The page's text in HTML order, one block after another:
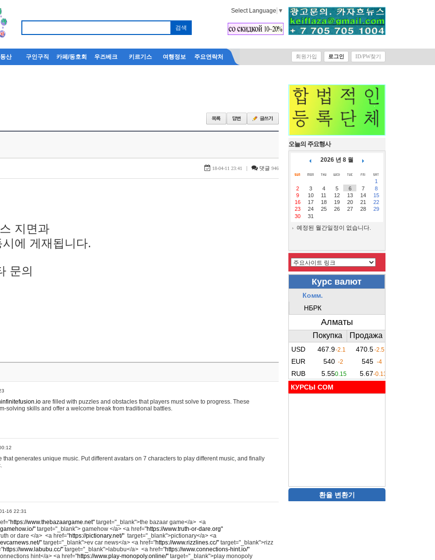
Select Language ▼
산 구인구직 카페/동호회 우즈베크 키르기스 여행정보 주요연락처 회원가입 로그인 ID/PW찾기
18-04-11 23:41 | 댓글 946
지면과
에 게재됩니다.
문의
are filled with puzzles and obstacles that players must solve to progress. These
solving skills and offer a welcome break from traditional battles.
that generates unique music. Put different avatars on 7 characters to play different music, and finally
16 22:31
https://www.thebazaargame.net" target="_blank">the bazaar game</a> <a
" target="_blank"> gamehow </a> <a href="https://www.truth-or-dare.org"
or dare </a> <a href="https://pictionary.net/" target="_blank">pictionary</a> <a
" target="_blank">ev car news</a> <a href="https://www.rizzlines.cc/" target="_blank">rizz
https://www.labubu.cc/" target="_blank">labubu</a> <a href="https://www.connections-hint.io/"
hint</a> <a href="https://www.play-monopoly.online/" target="_blank">play monopoly
오늘의 주요행사
2026 년 8 월
1
2
3 4 5 6 7
8
9
10 11 12 13 14
15
16
17 18 19 20 21
22
23
24 25 26 27 28
29
30
31
예정된 월간일정이 없습니다.
КУРСЫ COM
환율 변환기